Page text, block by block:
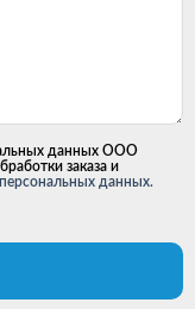
данных ООО
заказа и
данных.